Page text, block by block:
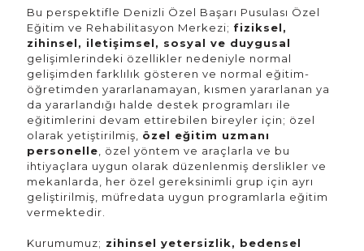
Bu perspektifle Denizli Özel Başarı Pusulası Özel
Eğitim ve Rehabilitasyon Merkezi; fiziksel,
zihinsel, iletişimsel, sosyal ve duygusal
gelişimlerindeki özellikler nedeniyle normal
gelişimden farklılık gösteren ve normal eğitim-
öğretimden yararlanamayan, kısmen yararlanan ya
da yararlandığı halde destek programları ile
eğitimlerini devam ettirebilen bireyler için; özel
olarak yetiştirilmiş, özel eğitim uzmanı
personelle, özel yöntem ve araçlarla ve bu
ihtiyaçlara uygun olarak düzenlenmiş derslikler ve
mekanlarda, her özel gereksinimli grup için ayrı
geliştirilmiş, müfredata uygun programlarla eğitim
vermektedir.
Kurumumuz; zihinsel yetersizlik, bedensel